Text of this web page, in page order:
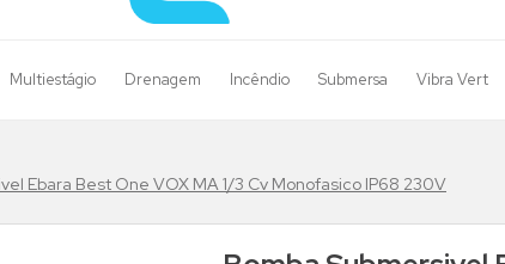
Multiestágio Drenagem Incêndio Submersa Vibra Vert
Ebara Best One VOX MA 1/3 Cv Monofasico IP68 230V